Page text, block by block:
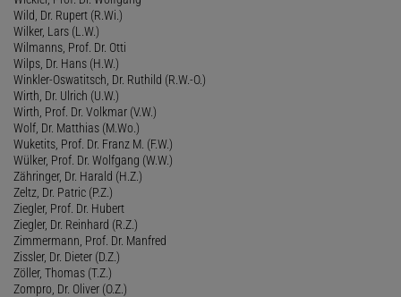
Wild, Dr. Rupert (R.Wi.)
Wilker, Lars (L.W.)
Wilmanns, Prof. Dr. Otti
Wilps, Dr. Hans (H.W.)
Winkler-Oswatitsch, Dr. Ruthild (R.W.-O.)
Wirth, Dr. Ulrich (U.W.)
Wirth, Prof. Dr. Volkmar (V.W.)
Wolf, Dr. Matthias (M.Wo.)
Wuketits, Prof. Dr. Franz M. (F.W.)
Wülker, Prof. Dr. Wolfgang (W.W.)
Zähringer, Dr. Harald (H.Z.)
Zeltz, Dr. Patric (P.Z.)
Ziegler, Prof. Dr. Hubert
Ziegler, Dr. Reinhard (R.Z.)
Zimmermann, Prof. Dr. Manfred
Zissler, Dr. Dieter (D.Z.)
Zöller, Thomas (T.Z.)
Zompro, Dr. Oliver (O.Z.)